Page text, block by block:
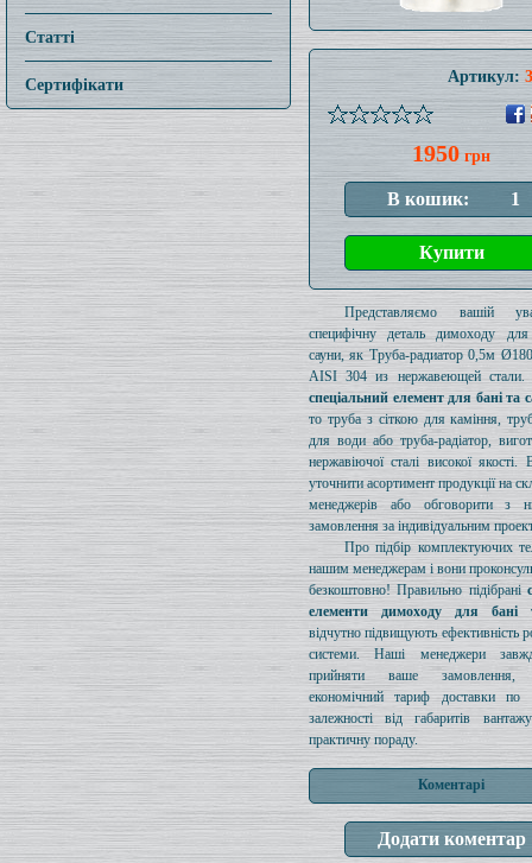
Статті
Сертифікати Артикул:
1950 грн
Представляємо вашій
специфічну деталь димоходу
сауни, як Труба-радиатор 0,5м
AISI 304 из нержавеющей стали.
спеціальний елемент для бані та
то труба з сіткою для каміння,
для води або труба-радіатор,
нержавіючої сталі високої
уточнити асортимент продукції на
менеджерів або обговорити з
замовлення за індивідуальним
Про підбір комплектуючих
нашим менеджерам і вони
безкоштовно! Правильно підібрані
елементи димоходу для бані
відчутно підвищують ефективність
системи. Наші менеджери
прийняти ваше замовлення,
економічний тариф доставки по
залежності від габаритів
практичну пораду.
Коментарі